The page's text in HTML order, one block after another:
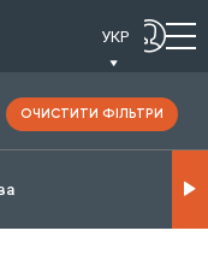
УКР
ОЧИСТИТИ ФІЛЬТРИ